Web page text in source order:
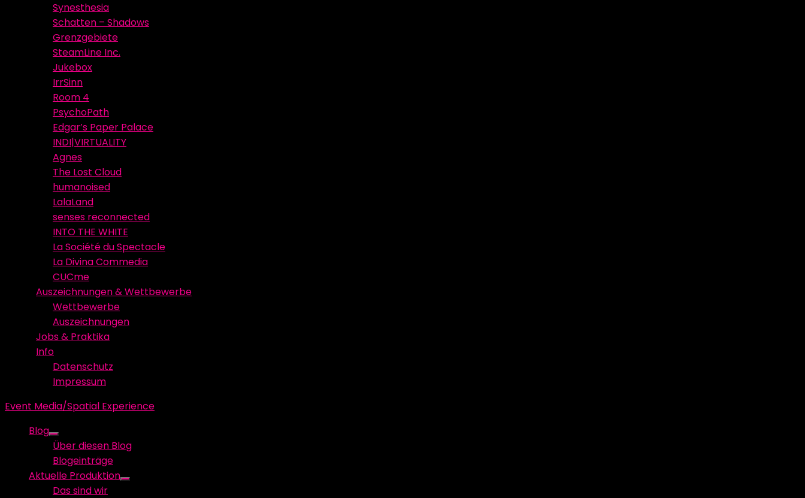
Synesthesia
Schatten – Shadows
Grenzgebiete
SteamLine Inc.
Jukebox
IrrSinn
Room 4
PsychoPath
Edgar’s Paper Palace
INDI|VIRTUALITY
Agnes
The Lost Cloud
humanoised
LalaLand
senses reconnected
INTO THE WHITE
La Société du Spectacle
La Divina Commedia
CUCme
Auszeichnungen & Wettbewerbe
Wettbewerbe
Auszeichnungen
Jobs & Praktika
Info
Datenschutz
Impressum
Event Media/Spatial Experience
Blog
Show
sub
menu
Über diesen Blog
Blogeinträge
Aktuelle Produktion
Show
Das sind wir